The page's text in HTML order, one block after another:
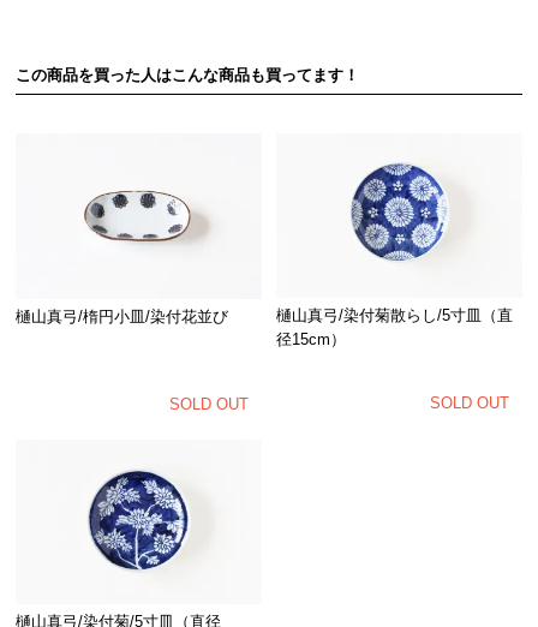
この商品を買った人はこんな商品も買ってます！
樋山真弓/楕円小皿/染付花並び
SOLD OUT
樋山真弓/染付菊散らし/5寸皿（直
径15cm）
SOLD OUT
樋山真弓/染付菊/5寸皿（直径